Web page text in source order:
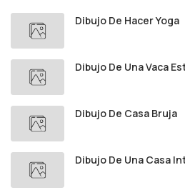
Dibujo De Hacer Yoga
Dibujo De Una Vaca
Dibujo De Casa Bruja
Dibujo De Una Casa